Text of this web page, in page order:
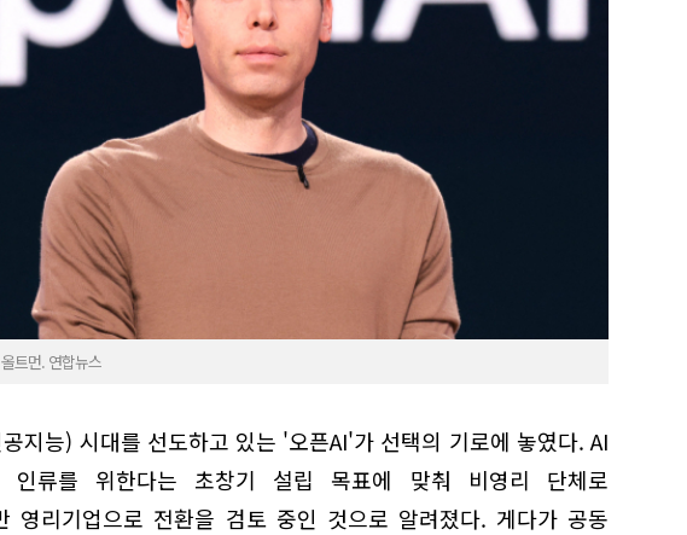
트먼. 연합뉴스
지능) 시대를 선도하고 있는 '오픈AI'가 선택의 기로에 놓였다. AI
인류를 위한다는 초창기 설립 목표에 맞춰 비영리 단체로
영리기업으로 전환을 검토 중인 것으로 알려졌다. 게다가 공동